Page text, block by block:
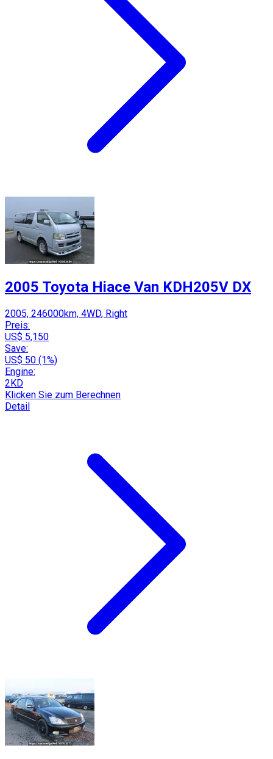
2005 Toyota Hiace Van KDH205V DX
2005, 246000km, 4WD, Right
Preis:
US$ 5,150
Save:
US$ 50 (1%)
Engine:
2KD
Klicken Sie zum Berechnen
Detail